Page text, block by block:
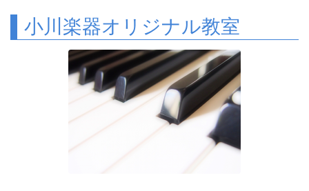
小川楽器オリジナル教室